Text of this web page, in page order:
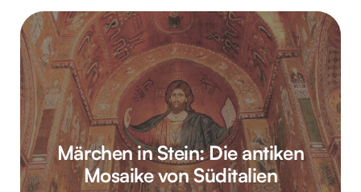
Märchen in Stein: Die antiken
Mosaike von Süditalien